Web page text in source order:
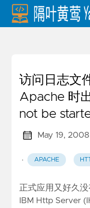
访问日志文
Apache 时
not be
May 19, 2008
· APACHE
正式应用又好久
IBM Http Server